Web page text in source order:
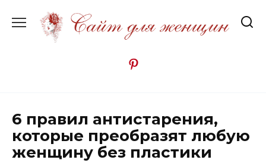
содержанию
6 правил антистарения,
которые преобразят любую
женщину без пластики